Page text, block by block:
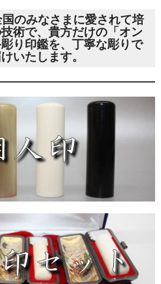
国のみなさまに愛されて培
術で、貴方だけの「オン
り印鑑を、丁寧な彫りで
いたします。